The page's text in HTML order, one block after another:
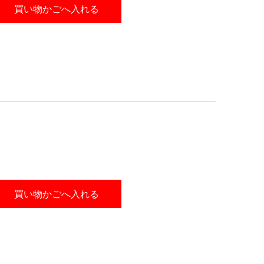
買い物かごへ入れる
買い物かごへ入れる